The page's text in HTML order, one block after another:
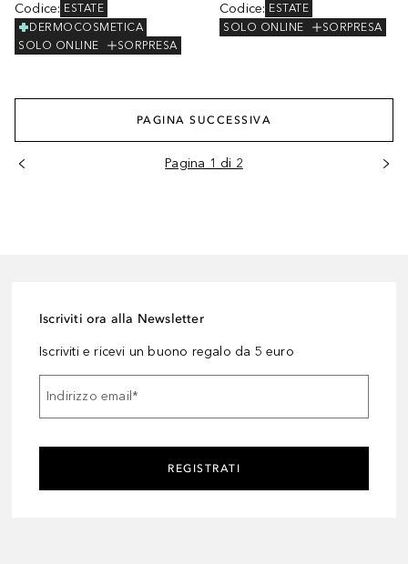
Codice: ESTATE
DERMOCOSMETICA
SOLO ONLINE
SORPRESA
Codice: ESTATE
SOLO ONLINE
SORPRESA
PAGINA SUCCESSIVA
Pagina 1 di 2
Iscriviti ora alla Newsletter
Iscriviti e ricevi un buono regalo da 5 euro
Indirizzo email *
REGISTRATI